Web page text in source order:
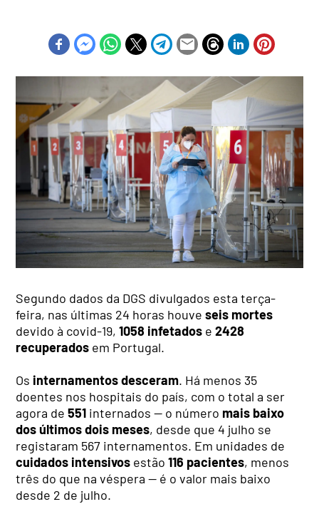
Segundo dados da DGS divulgados esta terça-
feira, nas últimas 24 horas houveseis mortes
devido à covid-19,1058 infetados e2428
recuperados em Portugal.
Os internamentos desceram. Há menos 35
doentes nos hospitais do país, com o total a ser
agora de551 internados — o número mais baixo
dos últimosdois meses, desde que 4 julho se
registaram 567 internamentos. Em unidades de
cuidados intensivos estão116 pacientes, menos
três do que na véspera — é o valor mais baixo
desde 2 de julho.